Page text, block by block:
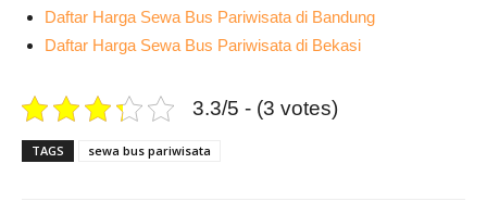
Daftar Harga Sewa Bus Pariwisata di Bandung
Daftar Harga Sewa Bus Pariwisata di Bekasi
3.3/5 - (3 votes)
TAGS sewa bus pariwisata